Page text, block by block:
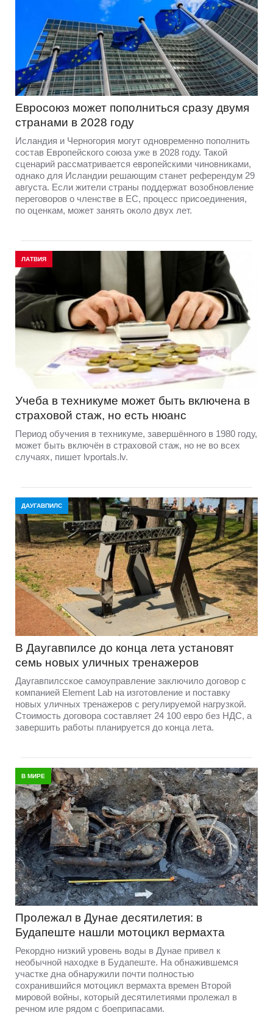
Евросоюз может пополниться сразу двумя
странами в 2028 году
Исландия и Черногория могут одновременно пополнить
состав Европейского союза уже в 2028 году. Такой
сценарий рассматривается европейскими чиновниками,
однако для Исландии решающим станет референдум 29
августа. Если жители страны поддержат возобновление
переговоров о членстве в ЕС, процесс присоединения,
по оценкам, может занять около двух лет.
ЛАТВИЯ
Учеба в техникуме может быть включена в
страховой стаж, но есть нюанс
Период обучения в техникуме, завершённого в 1980 году,
может быть включён в страховой стаж, но не во всех
случаях, пишет lvportals.lv.
ДАУГАВПИЛС
В Даугавпилсе до конца лета установят
семь новых уличных тренажеров
Даугавпилсское самоуправление заключило договор с
компанией Element Lab на изготовление и поставку
новых уличных тренажеров с регулируемой нагрузкой.
Стоимость договора составляет 24 100 евро без НДС, а
завершить работы планируется до конца лета.
В МИРЕ
Пролежал в Дунае десятилетия: в
Будапеште нашли мотоцикл вермахта
Рекордно низкий уровень воды в Дунае привел к
необычной находке в Будапеште. На обнажившемся
участке дна обнаружили почти полностью
сохранившийся мотоцикл вермахта времен Второй
мировой войны, который десятилетиями пролежал в
речном иле рядом с боеприпасами.